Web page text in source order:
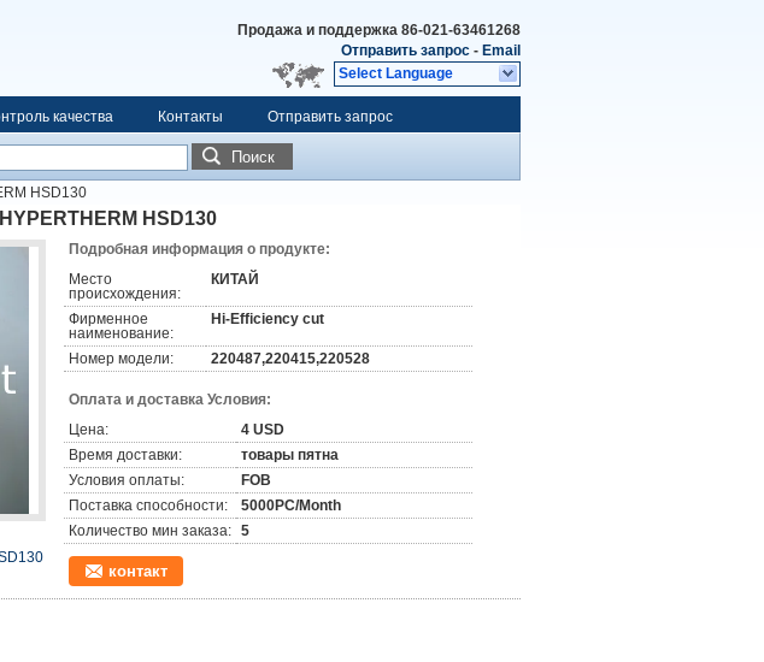
Продажа и поддержка 86-021-63461268
Отправить запрос - Email
Select Language
качества Контакты Отправить запрос
Поиск
HSD130
HSD130
Подробная информация о продукте:
Место
происхождения:
КИТАЙ
Фирменное
наименование:
Hi-Efficiency cut
Номер модели: 220487,220415,220528
Оплата и доставка Условия:
Цена:
4 USD
Время доставки:
товары пятна
Условия оплаты:
FOB
Поставка способности:
5000PC/Month
Количество мин заказа: 5
контакт